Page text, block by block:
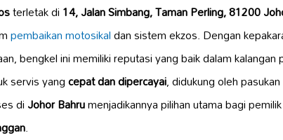
terletak di14, Jalan Simbang, Taman Perling, 81200
pembaikan motosikaldan sistem ekzos. Dengan
bengkel ini memiliki reputasi yang baik dalam kalangan
servis yangcepat dan dipercayai, didukung oleh
diJohor Bahrumenjadikannya pilihan utama bagi
.